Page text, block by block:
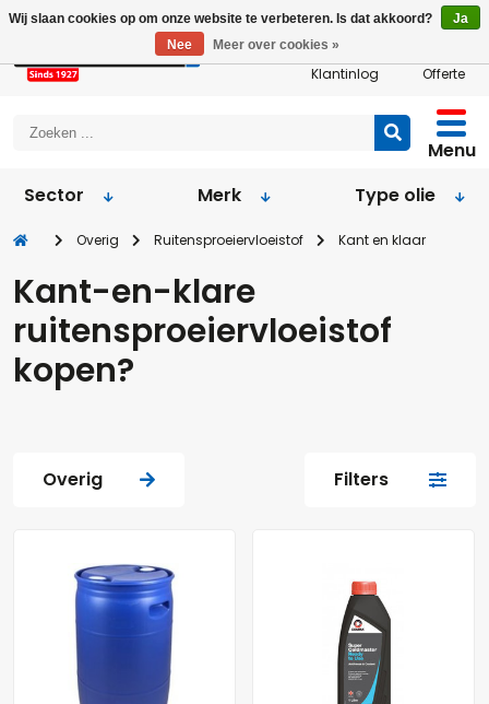
Klantinlog Offerte
Menu
Sector
Merk Type olie
Overig Ruitensproeiervloeistof Kant en klaar
Kant-en-klare
ruitensproeiervloeistof
kopen?
Overig Filters
Wij slaan cookies op om onze website te verbeteren. Is dat akkoord?
Ja
Nee
Meer over cookies »